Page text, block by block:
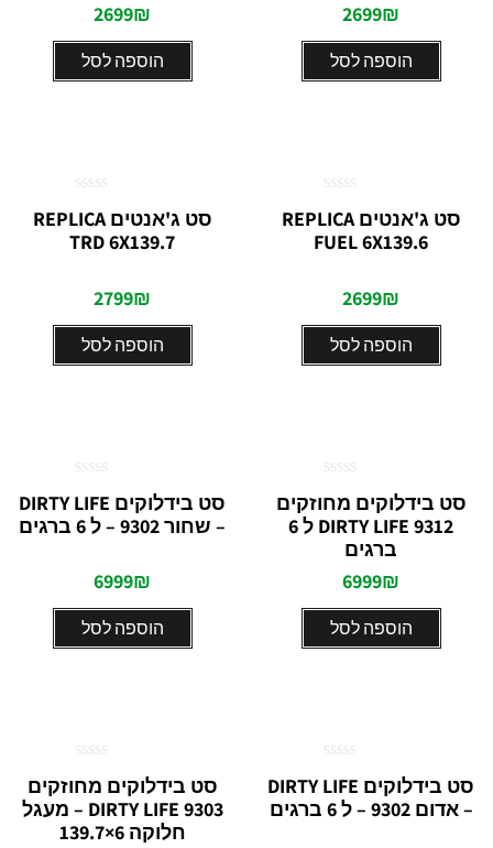
2699₪
הוספה לסל
2699₪
הוספה לסל
סט ג'אנטים REPLICA
FUEL 6X139.6
2699₪
הוספה לסל
0
מתוך
סט ג'אנטים REPLICA
TRD 6X139.7
2799₪
הוספה לסל
0
מתוך
סט בידלוקים מחוזקים
9312 DIRTY LIFE ל 6
ברגים
6999₪
הוספה לסל
0
מתוך
סט בידלוקים DIRTY LIFE
– שחור 9302 – ל 6 ברגים
6999₪
הוספה לסל
0
מתוך
סט בידלוקים DIRTY LIFE
– אדום 9302 – ל 6 ברגים
0
מתוך
סט בידלוקים מחוזקים
9303 DIRTY LIFE – מעגל
חלוקה 6×139.7
0
מתוך
5